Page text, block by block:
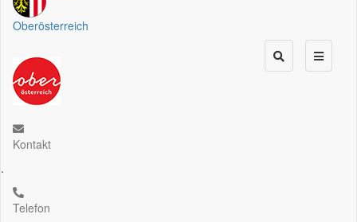
Oberösterreich
Kontakt
.
Telefon